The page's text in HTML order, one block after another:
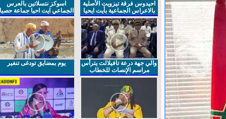
احيدوس فرقة تيزويت الأصلية
بالاعراس الجماعية بأيت ايحيا
اسوكز نتسلاتين بالعرس
الجماعي ايت احيا جماعة حصيا
والي جهة درعة تافيلالت يترأس
مراسم الإنصات للخطاب
الملكي السامي بمناسبة
يوم بمضايق تودغى تنغير